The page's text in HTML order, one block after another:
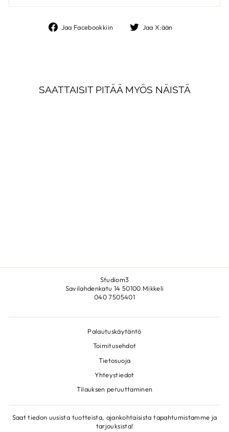
Jaa Facebookkiin
Jaa
Jaa X:ään
SAATTAISIT PITÄÄ MYÖS NÄISTÄ
Studiom3
Savilahdenkatu 14 50100 Mikkeli
040 7505401
Palautuskäytäntö
Toimitusehdot
Tietosuoja
Yhteystiedot
Tilauksen peruuttaminen
Saat tiedon uusista tuotteista, ajankohtaisista tapahtumistamme ja
tarjouksista!